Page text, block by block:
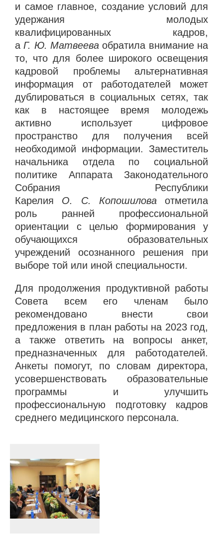
и самое главное, создание условий для
удержания молодых
квалифицированных кадров,
а Г. Ю. Матвеева обратила внимание на
то, что для более широкого освещения
кадровой проблемы альтернативная
информация от работодателей может
дублироваться в социальных сетях, так
как в настоящее время молодежь
активно использует цифровое
пространство для получения всей
необходимой информации. Заместитель
начальника отдела по социальной
политике Аппарата Законодательного
Собрания Республики
Карелия О. С. Копошиловаотметила
роль ранней профессиональной
ориентации с целью формирования у
обучающихся образовательных
учреждений осознанного решения при
выборе той или иной специальности.
Для продолжения продуктивной работы
Совета всем его членам было
рекомендовано внести свои
предложения в план работы на 2023 год,
а также ответить на вопросы анкет,
предназначенных для работодателей.
Анкеты помогут, по словам директора,
усовершенствовать образовательные
программы и улучшить
профессиональную подготовку кадров
среднего медицинского персонала.